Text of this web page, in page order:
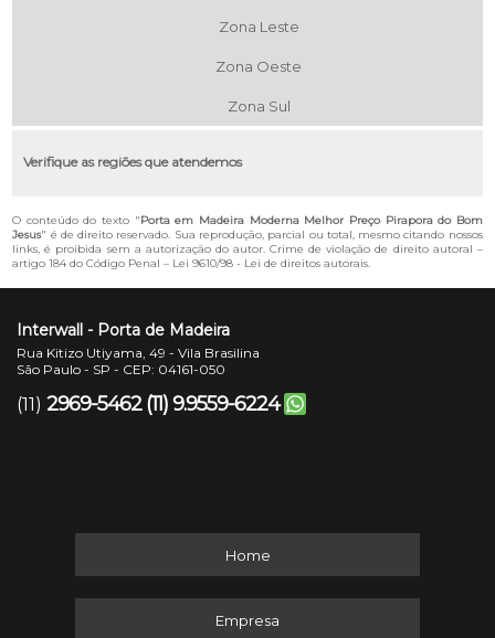
Zona Leste
Zona Oeste
Zona Sul
Verifique as regiões que atendemos
O conteúdo do texto "Porta em Madeira Moderna Melhor Preço Pirapora do Bom
Jesus" é de direito reservado. Sua reprodução, parcial ou total, mesmo citando nossos
links, é proibida sem a autorização do autor. Crime de violação de direito autoral –
artigo 184 do Código Penal – Lei 9610/98 - Lei de direitos autorais.
Interwall - Porta de Madeira
Rua Kitizo Utiyama, 49 - Vila Brasilina
São Paulo - SP - CEP: 04161-050
(11) 2969-5462 (11) 9.9559-6224
Home
Empresa